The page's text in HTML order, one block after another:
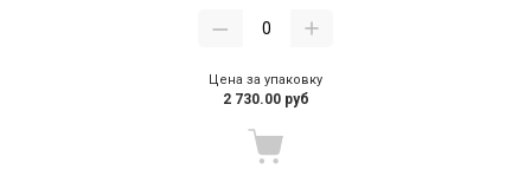
Цена за упаковку
2 730.00 руб